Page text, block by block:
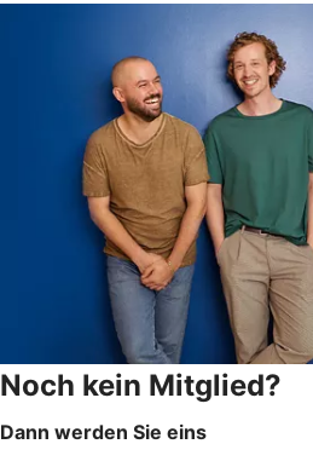
Noch kein Mitglied?
Dann werden Sie eins